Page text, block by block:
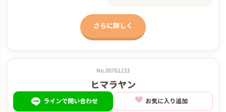
さらに詳しく
No.00761233
ヒマラヤン
ラインで問い合わせ お気に入り追加